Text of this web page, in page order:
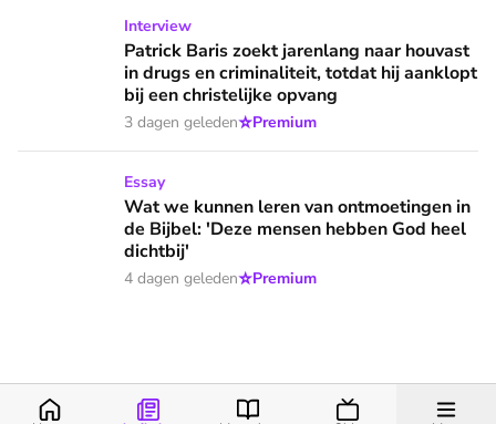
Patrick Baris zoekt jarenlang naar houvast in drugs en
Interview
Patrick Baris zoekt jarenlang naar houvast
in drugs en criminaliteit, totdat hij aanklopt
bij een christelijke opvang
3 dagen geleden⭐Premium
Wat we kunnen leren van ontmoetingen in de Bijbel:
Essay
Wat we kunnen leren van ontmoetingen in
de Bijbel: 'Deze mensen hebben God heel
dichtbij'
4 dagen geleden⭐Premium